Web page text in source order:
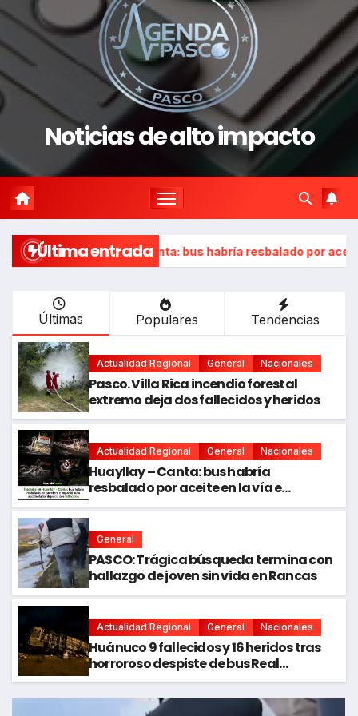
Noticias de alto impacto
Última entrada
– Canta: bus habría resbalado por aceite en la vía e
Últimas Populares Tendencias
Actualidad Regional General Nacionales
Pasco. Villa Rica incendio forestal
extremo deja dos fallecidos y heridos
Actualidad Regional General Nacionales
Huayllay – Canta: bus habría
resbalado por aceite en la vía e
impactó auto siniestrado dejando dos
General
PASCO: Trágica búsqueda termina con
hallazgo de joven sin vida en Rancas
Actualidad Regional General Nacionales
Huánuco 9 fallecidos y 16 heridos tras
horroroso despiste de bus Real
Chancas que impactó contra vivienda